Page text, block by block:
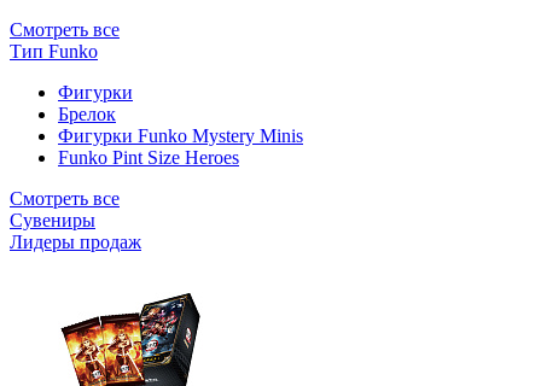
Смотреть все
Тип Funko
Фигурки
Брелок
Фигурки Funko Mystery Minis
Funko Pint Size Heroes
Смотреть все
Сувениры
Лидеры продаж